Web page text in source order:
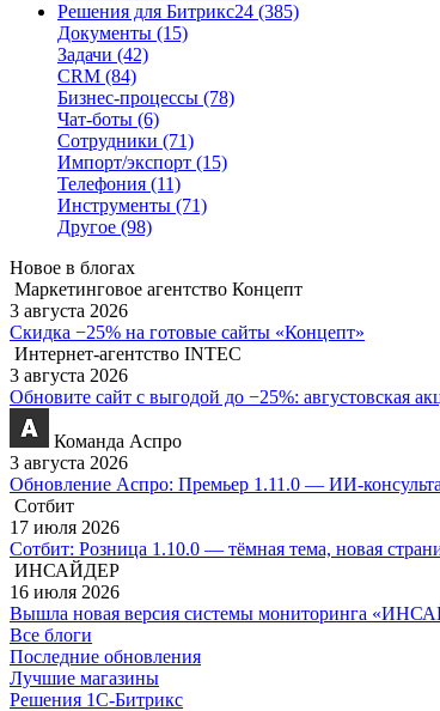
Решения для Битрикс24 (385)
Документы (15)
Задачи (42)
CRM (84)
Бизнес-процессы (78)
Чат-боты (6)
Сотрудники (71)
Импорт/экспорт (15)
Телефония (11)
Инструменты (71)
Другое (98)
Новое в блогах
Маркетинговое агентство Концепт
3 августа 2026
Скидка −25% на готовые сайты «Концепт»
Интернет-агентство INTEC
3 августа 2026
Обновите сайт с выгодой до −25%: августовская
Команда Аспро
3 августа 2026
Обновление Аспро: Премьер 1.11.0 — ИИ-
Сотбит
17 июля 2026
Сотбит: Розница 1.10.0 — тёмная тема, новая
ИНСАЙДЕР
16 июля 2026
Вышла новая версия системы мониторинга
Все блоги
Последние обновления
Лучшие магазины
Решения 1С-Битрикс